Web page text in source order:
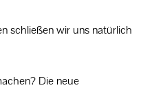
schließen wir uns natürlich
Die neue